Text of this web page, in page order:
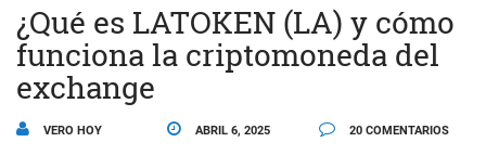
¿Qué es LATOKEN (LA) y cómo
funciona la criptomoneda del
exchange
VERO HOY ABRIL 6, 2025 20 COMENTARIOS